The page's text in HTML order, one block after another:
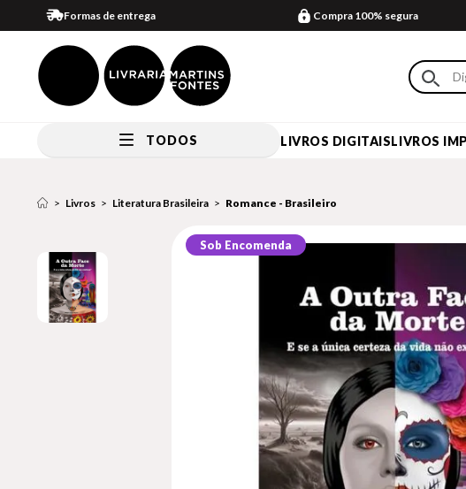
Formas de entrega Compra 100% segura
TODOS LIVROS DIGITAISLIVROS
Livros Literatura Brasileira Romance - Brasileiro
Sob Encomenda